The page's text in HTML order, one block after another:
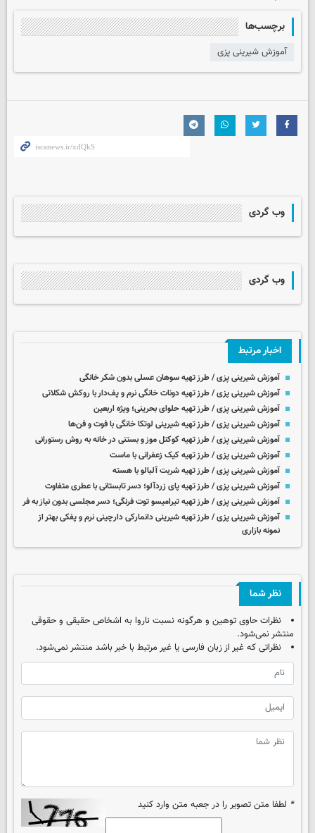
برچسب‌ها
آموزش شیرینی پزی
وب گردی
وب گردی
اخبار مرتبط
آموزش شیرینی پزی / طرز تهیه سوهان عسلی بدون شکر خانگی
آموزش شیرینی پزی / طرز تهیه دونات خانگی نرم و پف‌دار با روکش شکلاتی
آموزش شیرینی پزی / طرز تهیه حلوای بحرینی؛ ویژه اربعین
آموزش شیرینی پزی / طرز تهیه شیرینی لوتکا خانگی با فوت و فن‌ها
آموزش شیرینی پزی / طرز تهیه کوکتل موز و بستنی در خانه به روش رستورانی
آموزش شیرینی پزی / طرز تهیه کیک زعفرانی با ماست
آموزش شیرینی پزی / طرز تهیه شربت آلبالو با هسته
آموزش شیرینی پزی / طرز تهیه پای زردآلو؛ دسر تابستانی با عطری متفاوت
آموزش شیرینی پزی / طرز تهیه تیرامیسو توت فرنگی؛ دسر مجلسی بدون نیاز به فر
آموزش شیرینی پزی / طرز تهیه شیرینی دانمارکی دارچینی نرم و پفکی بهتر از
نمونه بازاری
نظر شما
نظرات حاوی توهین و هرگونه نسبت ناروا به اشخاص حقیقی و حقوقی
منتشر نمی‌شود.
نظراتی که غیر از زبان فارسی یا غیر مرتبط با خبر باشد منتشر نمی‌شود.
* لطفا متن تصویر را در جعبه متن وارد کنید